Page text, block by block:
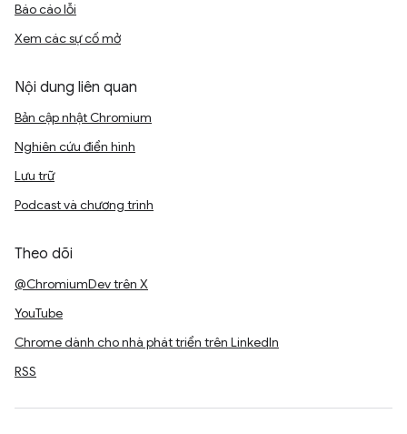
Báo cáo lỗi
Xem các sự cố mở
Nội dung liên quan
Bản cập nhật Chromium
Nghiên cứu điển hình
Lưu trữ
Podcast và chương trình
Theo dõi
@ChromiumDev trên X
YouTube
Chrome dành cho nhà phát triển trên LinkedIn
RSS